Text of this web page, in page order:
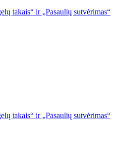
takais“ ir „Pasaulių sutvėrimas“
takais“ ir „Pasaulių sutvėrimas“